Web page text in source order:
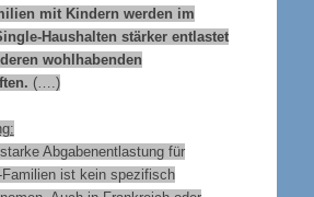
mit Kindern werden im
Haushalten stärker entlastet
wohlhabenden
(….)
Abgabenentlastung für
ist kein spezifisch